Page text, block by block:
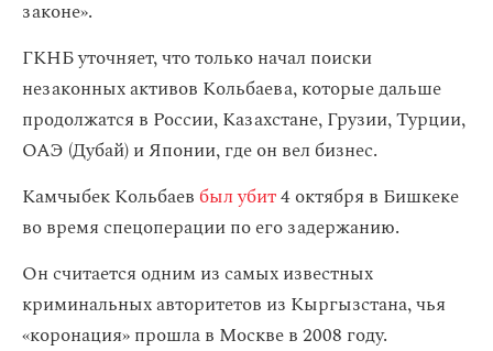
законе».
ГКНБ уточняет, что только начал поиски
незаконных активов Кольбаева, которые дальше
продолжатся в России, Казахстане, Грузии, Турции,
ОАЭ (Дубай) и Японии, где он вел бизнес.
Камчыбек Кольбаевбыл убит4 октября в Бишкеке
во время спецоперации по его задержанию.
Он считается одним из самых известных
криминальных авторитетов из Кыргызстана, чья
«коронация» прошла в Москве в 2008 году.